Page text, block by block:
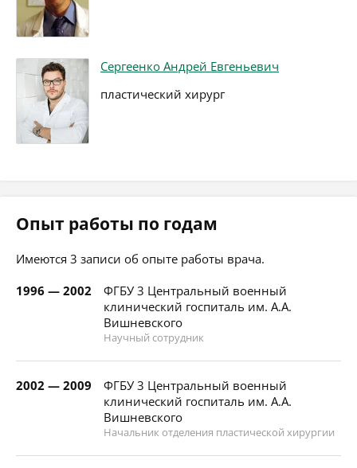
Сергеенко Андрей Евгеньевич
пластический хирург
Опыт работы по годам
Имеются 3 записи об опыте работы врача.
1996 — 2002
ФГБУ 3 Центральный военный
клинический госпиталь им. А.А.
Вишневского
Научный сотрудник
2002 — 2009
ФГБУ 3 Центральный военный
клинический госпиталь им. А.А.
Вишневского
Начальник отделения пластической хирургии